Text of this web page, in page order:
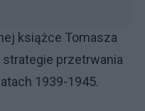
książce Tomasza
przetrwania
1939-1945.